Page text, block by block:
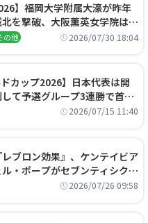
】福岡大学附属大濠が昨年
を撃破、大阪薫英女学院は岐
3日目試合結果
の他 2026/07/30 18:04
ドカップ2026】日本代表は開
て予選グループ3連勝で首位
手はエジプトに決定2026/07/15 11:40
レブロン効果』、ケンテイビア
・ポープがセブンティシクサ
2026/07/26 09:58